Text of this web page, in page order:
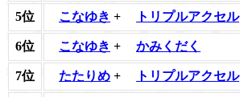
5位 こなゆき + トリプルアクセル
6位 こなゆき + かみくだく
7位 たたりめ + トリプルアクセル